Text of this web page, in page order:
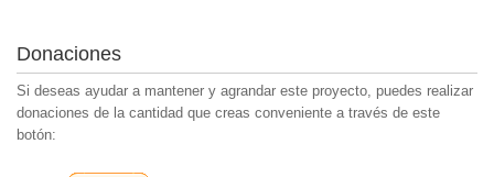
Donaciones
Si deseas ayudar a mantener y agrandar este proyecto, puedes realizar
donaciones de la cantidad que creas conveniente a través de este
botón: